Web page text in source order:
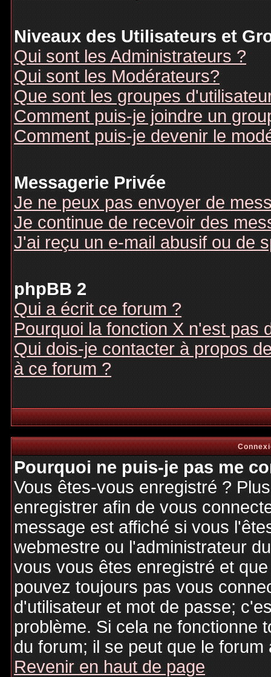
Niveaux des Utilisateurs et
Qui sont les Administrateurs ?
Qui sont les Modérateurs?
Que sont les groupes
Comment puis-je joindre un
Comment puis-je devenir le
Messagerie Privée
Je ne peux pas envoyer de
Je continue de recevoir des
J'ai reçu un e-mail abusif ou de
phpBB 2
Qui a écrit ce forum ?
Pourquoi la fonction X n'est pas
Qui dois-je contacter à propos
à ce forum ?
Pourquoi ne puis-je pas me
Vous êtes-vous enregistré ?
enregistrer afin de vous
message est affiché si vous
webmestre ou l'administrateur
vous vous êtes enregistré et
pouvez toujours pas vous
d'utilisateur et mot de passe;
problème. Si cela ne fonctionne
du forum; il se peut que le
Revenir en haut de page